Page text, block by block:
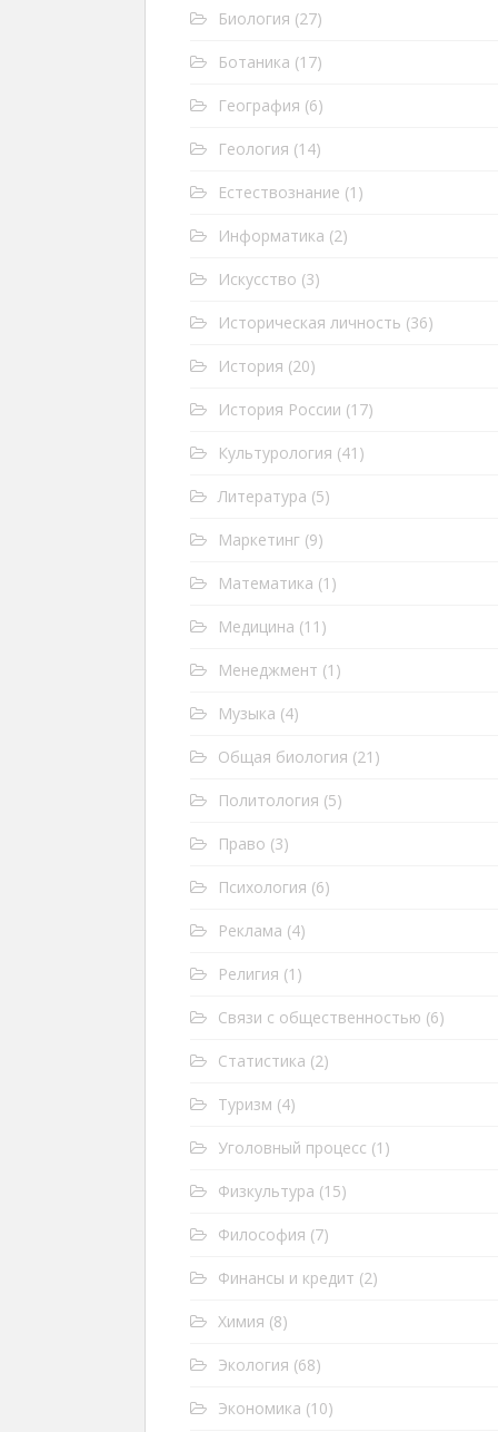
Биология (27)
Ботаника (17)
География (6)
Геология (14)
Естествознание (1)
Информатика (2)
Искусство (3)
Историческая личность (36)
История (20)
История России (17)
Культурология (41)
Литература (5)
Маркетинг (9)
Математика (1)
Медицина (11)
Менеджмент (1)
Музыка (4)
Общая биология (21)
Политология (5)
Право (3)
Психология (6)
Реклама (4)
Религия (1)
Связи с общественностью (6)
Статистика (2)
Туризм (4)
Уголовный процесс (1)
Физкультура (15)
Философия (7)
Финансы и кредит (2)
Химия (8)
Экология (68)
Экономика (10)